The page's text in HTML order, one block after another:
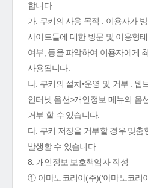
합니다.
가. 쿠키의 사용 목적 : 이용자가
사이트들에 대한 방문 및 이용형
여부, 등을 파악하여 이용자에게
사용됩니다.
나. 쿠키의 설치•운영 및 거부 : 웹
인터넷 옵션>개인정보 메뉴의 옵
거부 할 수 있습니다.
다. 쿠키 저장을 거부할 경우 맞춤
발생할 수 있습니다.
8. 개인정보 보호책임자 작성
① 아마노코리아(주)(‘아마노코리